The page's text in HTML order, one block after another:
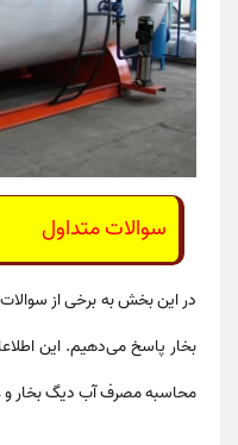
سوالات متداول
در این بخش به برخی از
بخار پاسخ می‌دهیم. این
محاسبه مصرف آب دیگ بخار